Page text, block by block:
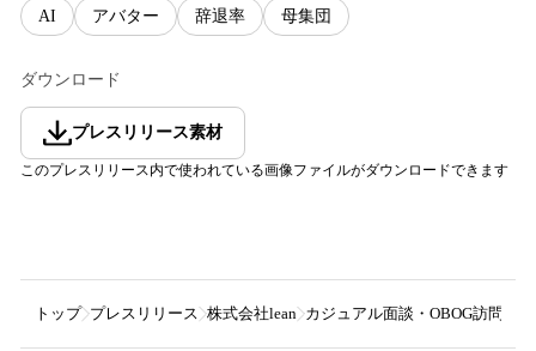
AI アバター 辞退率 母集団
ダウンロード
プレスリリース素材
このプレスリリース内で使われている画像ファイルがダウンロードできます
トップ プレスリリース 株式会社lean カジュアル面談・OBOG訪問・